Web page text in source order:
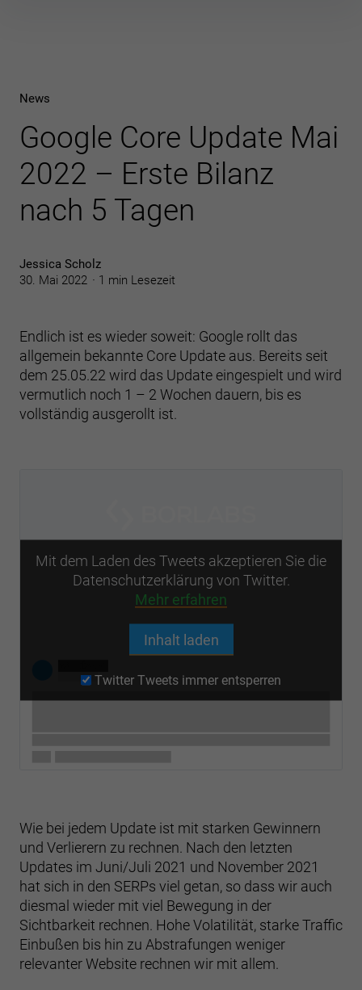
News
Google Core Update Mai
2022 – Erste Bilanz
nach 5 Tagen
Jessica Scholz
30. Mai 2022
1 min Lesezeit
Endlich ist es wieder soweit: Google rollt das
allgemein bekannte Core Update aus. Bereits seit
dem 25.05.22 wird das Update eingespielt und wird
vermutlich noch 1 – 2 Wochen dauern, bis es
vollständig ausgerollt ist.
Mit dem Laden des Tweets akzeptieren Sie die
Datenschutzerklärung von Twitter.
Mehr erfahren
Inhalt laden
Twitter Tweets immer entsperren
Wie bei jedem Update ist mit starken Gewinnern
und Verlierern zu rechnen. Nach den letzten
Updates im Juni/Juli 2021 und November 2021
hat sich in den SERPs viel getan, so dass wir auch
diesmal wieder mit viel Bewegung in der
Sichtbarkeit rechnen. Hohe Volatilität, starke Traffic
Einbußen bis hin zu Abstrafungen weniger
relevanter Website rechnen wir mit allem.